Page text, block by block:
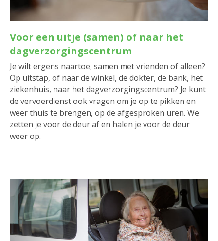
Voor een uitje (samen) of naar het
dagverzorgingscentrum
Je wilt ergens naartoe, samen met vrienden of alleen?
Op uitstap, of naar de winkel, de dokter, de bank, het
ziekenhuis, naar het dagverzorgingscentrum? Je kunt
de vervoerdienst ook vragen om je op te pikken en
weer thuis te brengen, op de afgesproken uren. We
zetten je voor de deur af en halen je voor de deur
weer op.